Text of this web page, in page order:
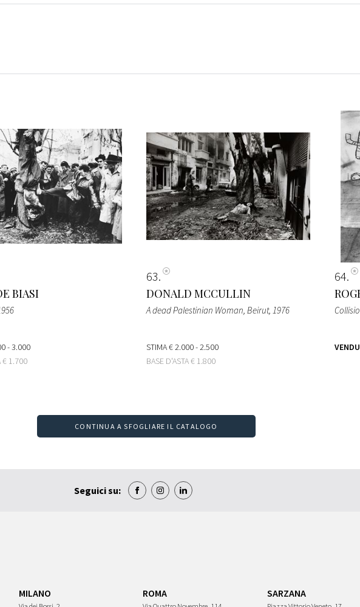
BIASI
- 3.000
€ 1.700
63
DONALD MCCULLIN
A dead Palestinian Woman, Beirut, 1976
STIMA€ 2.000 - 2.500
BASE D'ASTA€ 1.800
64
CONTINUA A SFOGLIARE IL CATALOGO
Seguici su:
MILANO ROMA SARZANA